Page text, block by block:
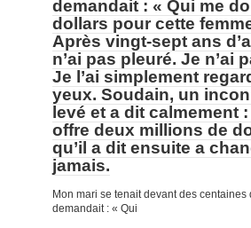
demandait : « Qui me
dollars pour cette
Après vingt-sept ans
n’ai pas pleuré. Je n’ai
Je l’ai simplement
yeux. Soudain, un
levé et a dit calmement
offre deux millions de
qu’il a dit ensuite a
jamais.
Mon mari se tenait devant des centaines
demandait : « Qui